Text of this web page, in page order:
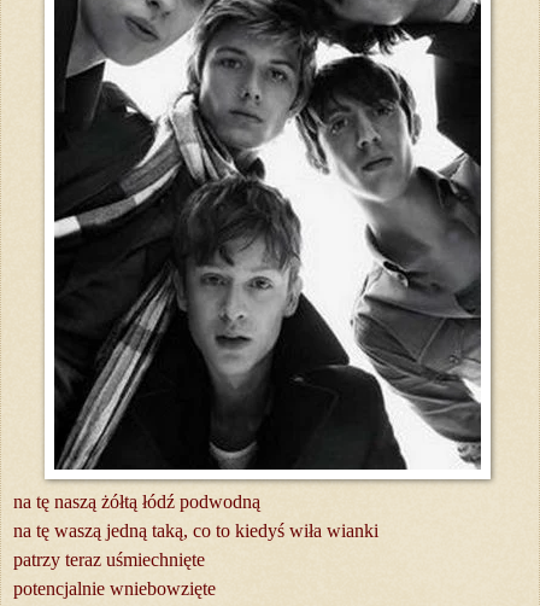
na tę naszą żółtą łódź podwodną
na tę waszą jedną taką, co to kiedyś wiła wianki
patrzy teraz uśmiechnięte
potencjalnie wniebowzięte